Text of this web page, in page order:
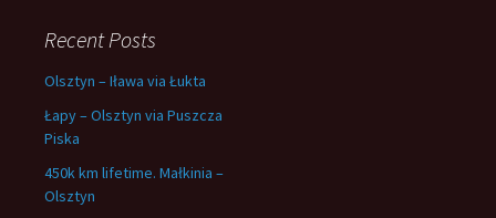
Recent Posts
Olsztyn – Iława via Łukta
Łapy – Olsztyn via Puszcza
Piska
450k km lifetime. Małkinia –
Olsztyn